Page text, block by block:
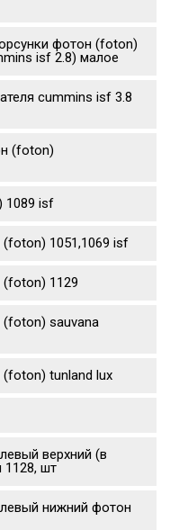
фотон (foton)
isf 2.8) малое
cummins isf 3.8
(foton)
1089 isf
1051,1069 isf
(foton) 1129
(foton) sauvana
tunland lux
верхний (в
1128, шт
нижний фотон